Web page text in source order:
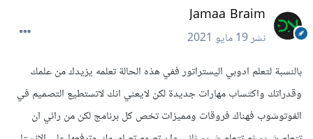
Jamaa Braim
نشر19 مايو 2021
بالنسبة لتعلم ادوبي اليستراتور ففي هذه الحالة تعلمه يزيدك من علمك
وقدراتك واكتساب مهارات جديدة لكن لايعني انك لاتستطيع التصميم في
الفوتوشوب فهناك فروقات ومميزات تخص كل برنامج لكن من رائي ان